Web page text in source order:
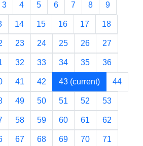
3 4 5 6 7 8 9
14 15 16 17 18
23 24 25 26 27
32 33 34 35 36
41 42 43 (current) 44
49 50 51 52 53
58 59 60 61 62
67 68 69 70 71